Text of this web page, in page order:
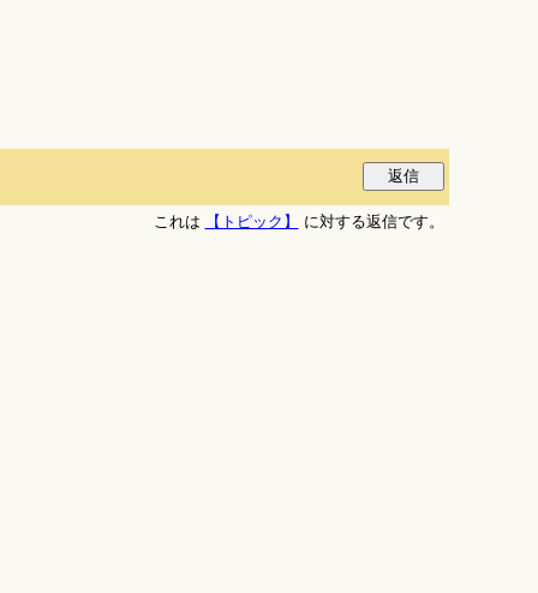
これは 【トピック】 に対する返信です。